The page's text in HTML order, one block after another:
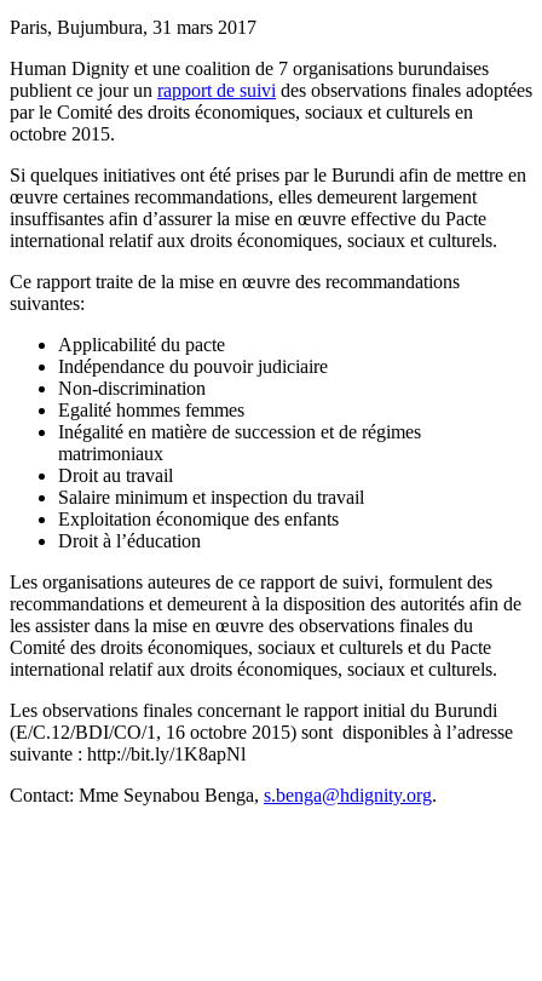
Paris, Bujumbura, 31 mars 2017
Human Dignity et une coalition de 7 organisations burundaises
publient ce jour un rapport de suivi des observations finales adoptées
par le Comité des droits économiques, sociaux et culturels en
octobre 2015.
Si quelques initiatives ont été prises par le Burundi afin de mettre en
œuvre certaines recommandations, elles demeurent largement
insuffisantes afin d’assurer la mise en œuvre effective du Pacte
international relatif aux droits économiques, sociaux et culturels.
Ce rapport traite de la mise en œuvre des recommandations
suivantes:
Applicabilité du pacte
Indépendance du pouvoir judiciaire
Non-discrimination
Egalité hommes femmes
Inégalité en matière de succession et de régimes
matrimoniaux
Droit au travail
Salaire minimum et inspection du travail
Exploitation économique des enfants
Droit à l’éducation
Les organisations auteures de ce rapport de suivi, formulent des
recommandations et demeurent à la disposition des autorités afin de
les assister dans la mise en œuvre des observations finales du
Comité des droits économiques, sociaux et culturels et du Pacte
international relatif aux droits économiques, sociaux et culturels.
Les observations finales concernant le rapport initial du Burundi
(E/C.12/BDI/CO/1, 16 octobre 2015) sont disponibles à l’adresse
suivante : http://bit.ly/1K8apNl
Contact: Mme Seynabou Benga, s.benga@hdignity.org.